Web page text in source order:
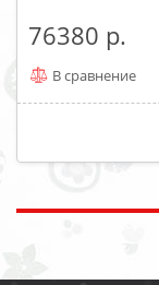
76380
В сравнение